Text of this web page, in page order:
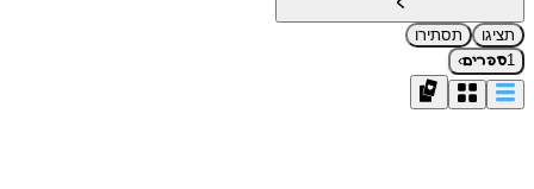
תציגו
תסתירו
1ספרים›